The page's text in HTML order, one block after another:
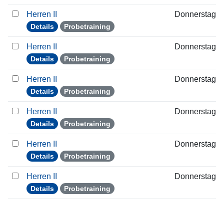
Herren II
Details Probetraining
Donnerstag
Herren II
Details Probetraining
Donnerstag
Herren II
Details Probetraining
Donnerstag
Herren II
Details Probetraining
Donnerstag
Herren II
Details Probetraining
Donnerstag
Herren II
Details Probetraining
Donnerstag